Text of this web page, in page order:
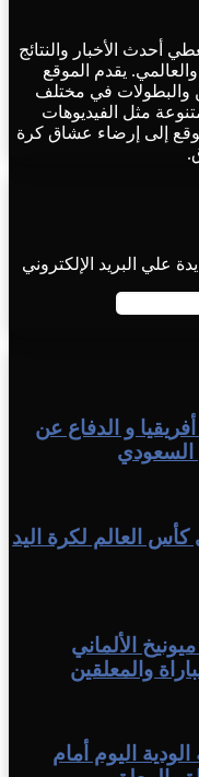
يغطي أحدث الأخبار والنتائج
يقدم الموقع
والبطولات في مختلف
مثل الفيديوهات
إلى إرضاء عشاق كرة
علي البريد الإلكتروني
و الدفاع عن
السعودي
العالم لكرة اليد
الألماني
والمعلقين
الودية اليوم أمام